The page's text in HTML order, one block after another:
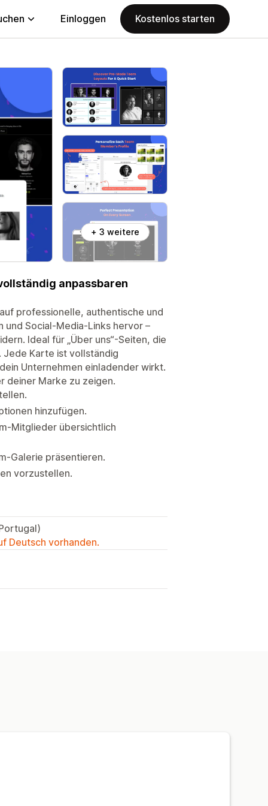
Einloggen Kostenlos starten
+ 3 weitere
anpassbaren
professionelle, authentische und
und Social-Media-Links hervor –
Ideal für „Über uns“-Seiten, die
Jede Karte ist vollständig
Unternehmen einladender wirkt.
deiner Marke zu zeigen.
hinzufügen.
Mitglieder übersichtlich
Galerie präsentieren.
vorzustellen.
Deutsch vorhanden.